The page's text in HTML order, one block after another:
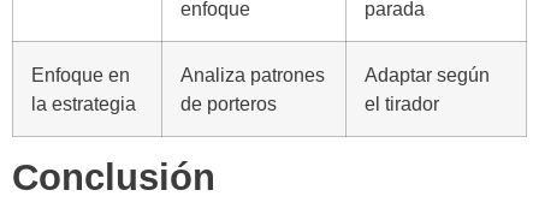
enfoque parada
Enfoque en
la estrategia
Analiza patrones
de porteros
Adaptar según
el tirador
Conclusión